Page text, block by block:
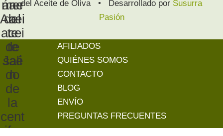
del Aceite de Oliva • Desarrollado por Susurra
Pasión
AFILIADOS
QUIÉNES SOMOS
CONTACTO
BLOG
ENVÍO
PREGUNTAS FRECUENTES